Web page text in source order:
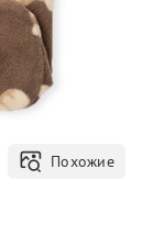
Похожие